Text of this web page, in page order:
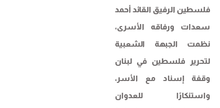
فلسطين الرفيق القائد أحمد
سعدات ورفاقه الأسرى،
نظمت الجبهة الشعبية
لتحرير فلسطين في لبنان
وقفة إسناد مع الأسر،
واستنكارًا للعدوان